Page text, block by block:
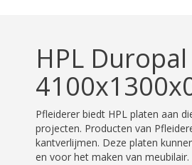
HPL
Pfleiderer biedt HPL platen aan
projecten. Producten van
kantverlijmen. Deze platen
en voor het maken van meubilair.